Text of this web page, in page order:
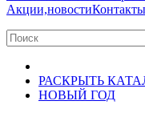
Акции,новостиКонтакты
РАСКРЫТЬ
НОВЫЙ ГОД